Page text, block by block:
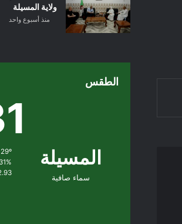
ولاية المسيلة
منذ أسبوع واحد
الطقس
المسيلة
سماء صافية
31%
2.93 كيلومتر/